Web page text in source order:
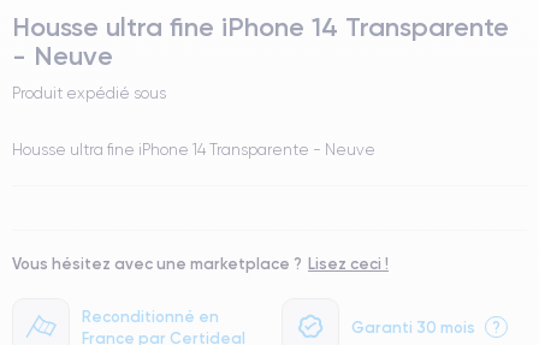
Housse ultra fine iPhone 14 Transparente
- Neuve
Produit expédié sous
Housse ultra fine iPhone 14 Transparente - Neuve
Reconditionné en
France par Certideal
Garanti 30 mois ?
Vous hésitez avec une marketplace ? Lisez ceci !